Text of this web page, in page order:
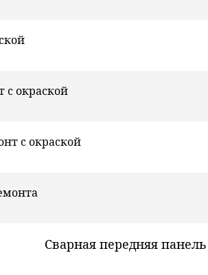
с окраской
с окраской
Сварная передняя панель